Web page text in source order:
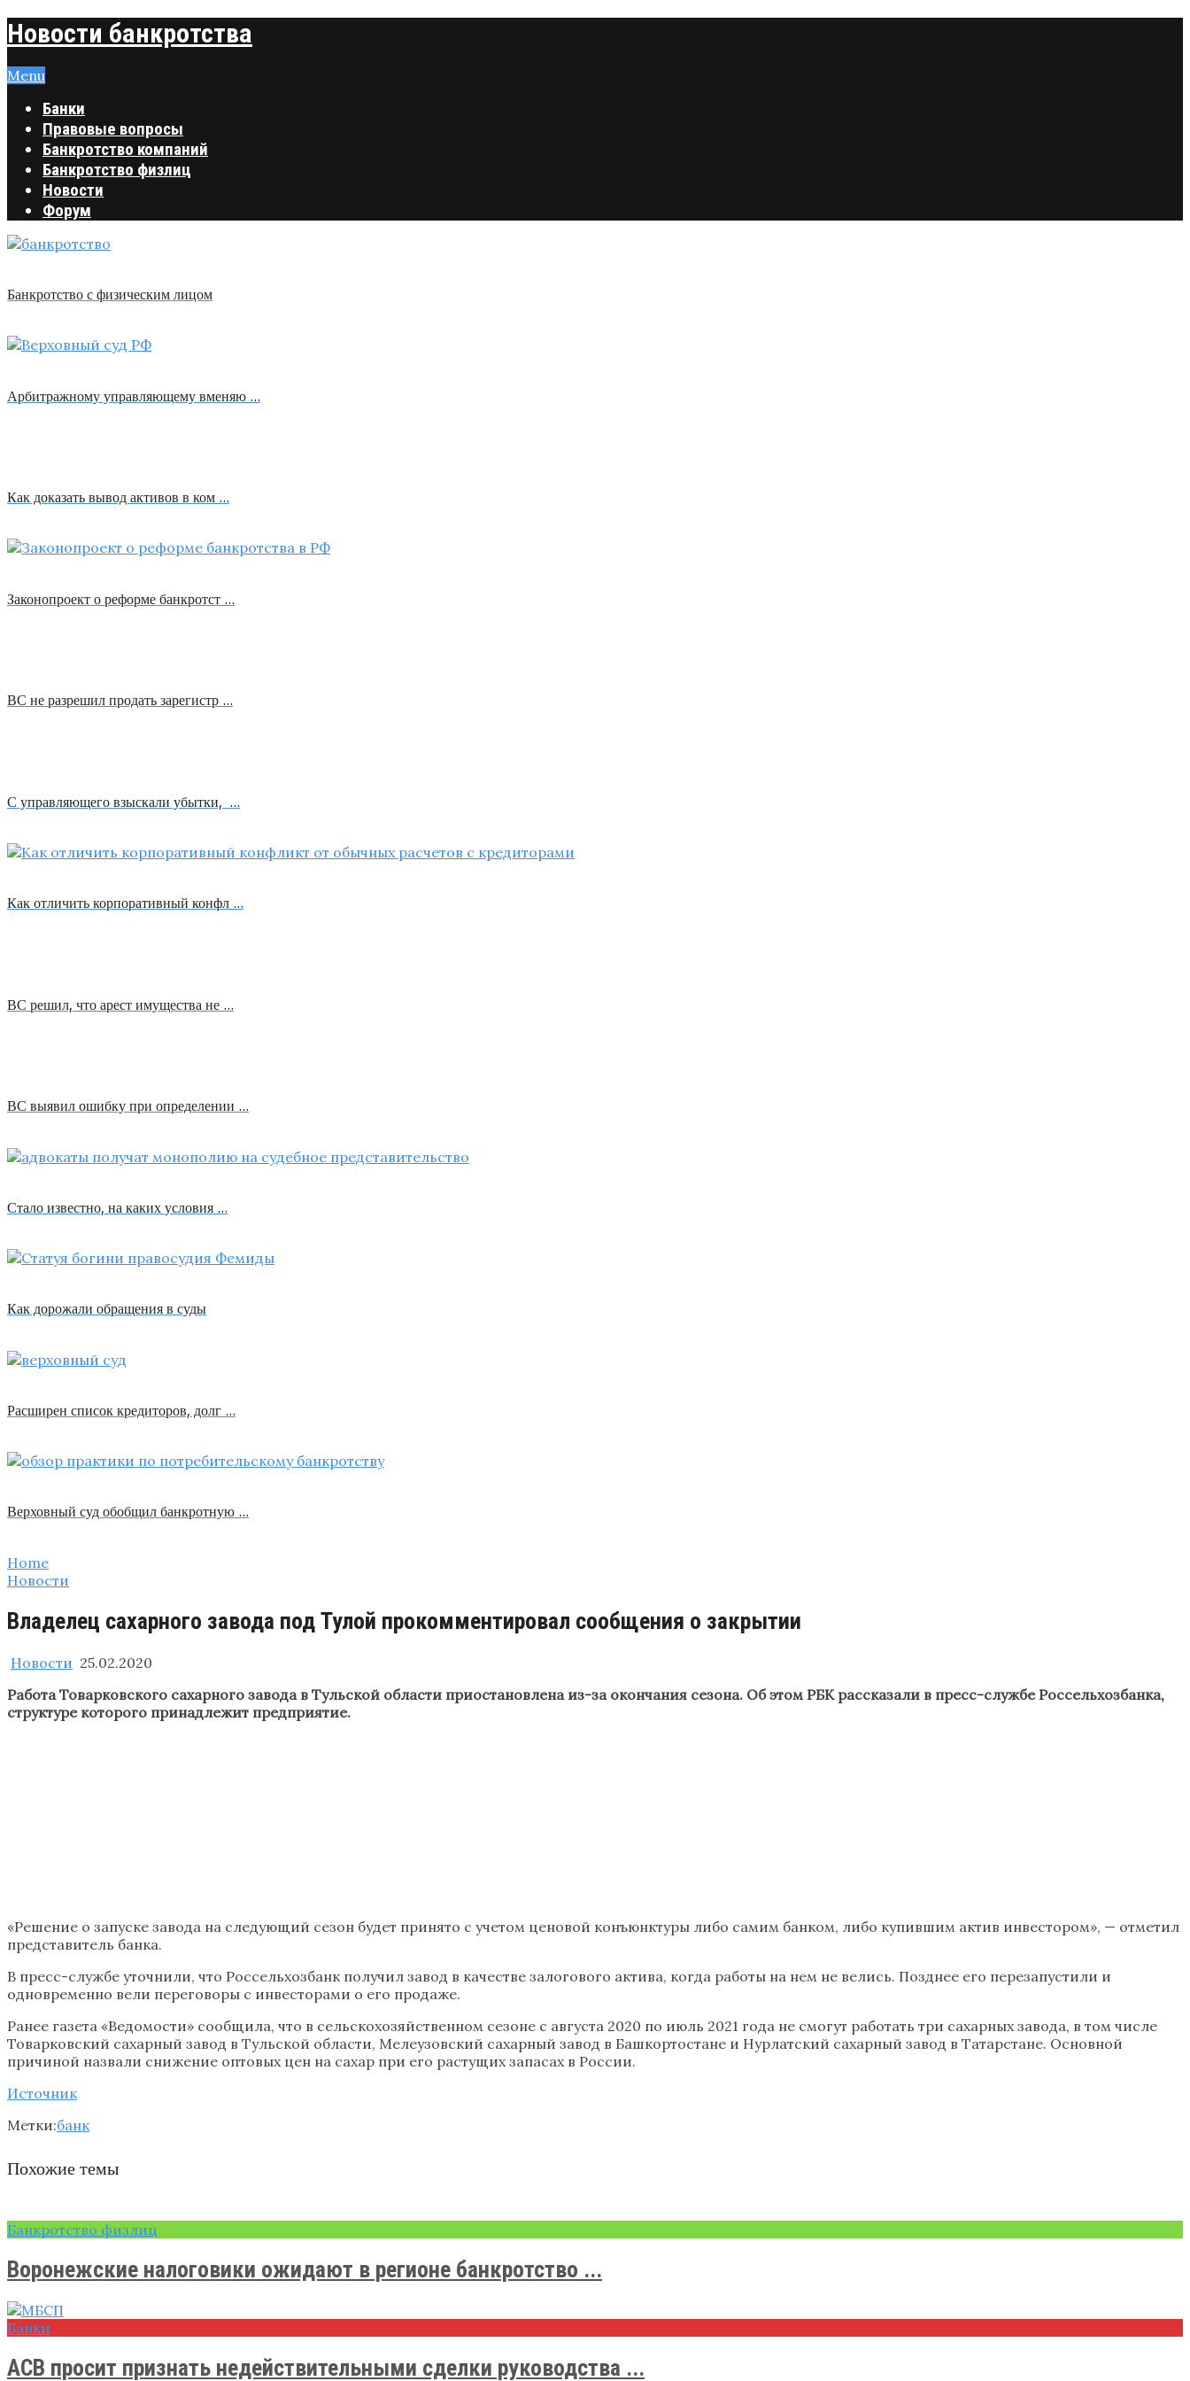
Новости банкротства
Menu
Банки
Правовые вопросы
Банкротство компаний
Банкротство физлиц
Новости
Форум
Банкротство с физическим лицом
Арбитражному управляющему вменяю …
Как доказать вывод активов в ком …
Законопроект о реформе банкротст …
ВС не разрешил продать зарегистр …
С управляющего взыскали убытки, …
Как отличить корпоративный конфл …
ВС решил, что арест имущества не …
ВС выявил ошибку при определении …
Стало известно, на каких условия …
Как дорожали обращения в суды
Расширен список кредиторов, долг …
Верховный суд обобщил банкротную …
Home
Новости
Владелец сахарного завода под Тулой прокомментировал сообщения о закрытии
Новости 25.02.2020
Работа Товарковского сахарного завода в Тульской области приостановлена из-за окончания сезона. Об этом РБК рассказали в пресс-службе Россельхозбанка,
структуре которого принадлежит предприятие.
«Решение о запуске завода на следующий сезон будет принято с учетом ценовой конъюнктуры либо самим банком, либо купившим актив инвестором», — отметил
представитель банка.
В пресс-службе уточнили, что Россельхозбанк получил завод в качестве залогового актива, когда работы на нем не велись. Позднее его перезапустили и
одновременно вели переговоры с инвесторами о его продаже.
Ранее газета «Ведомости» сообщила, что в сельскохозяйственном сезоне с августа 2020 по июль 2021 года не смогут работать три сахарных завода, в том числе
Товарковский сахарный завод в Тульской области, Мелеузовский сахарный завод в Башкортостане и Нурлатский сахарный завод в Татарстане. Основной
причиной назвали снижение оптовых цен на сахар при его растущих запасах в России.
Источник
Метки:банк
Похожие темы
Банкротство физлиц
Воронежские налоговики ожидают в регионе банкротство ...
Банки
АСВ просит признать недействительными сделки руководства ...